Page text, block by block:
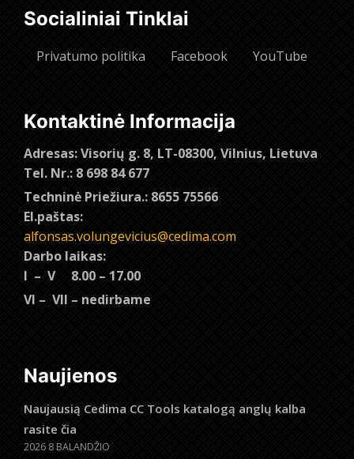
Socialiniai Tinklai
Privatumo politika Facebook YouTube
Kontaktinė Informacija
Adresas: Visorių g. 8, LT-08300, Vilnius, Lietuva
Tel. Nr.: 8 698 84 677
Techninė Priežiura.: 8655 75566
El.paštas:
alfonsas.volungevicius@cedima.com
Darbo laikas:
I – V 8.00 – 17.00
VI – VII – nedirbame
Naujienos
Naujausią Cedima CC Tools katalogą anglų kalba
rasite čia
2026 8 BALANDŽIO